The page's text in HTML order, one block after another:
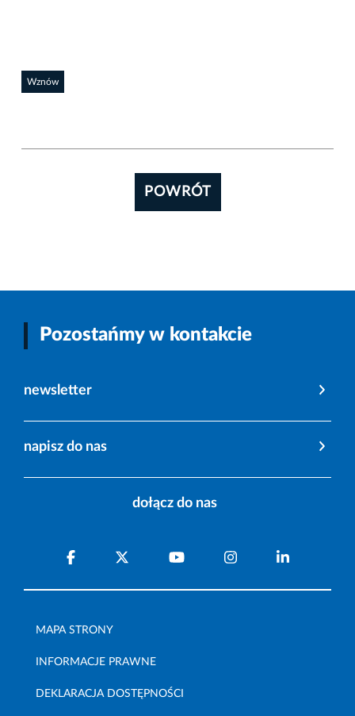
Wznów
POWRÓT
Pozostańmy w kontakcie
newsletter
napisz do nas
dołącz do nas
MAPA STRONY
INFORMACJE PRAWNE
DEKLARACJA DOSTĘPNOŚCI